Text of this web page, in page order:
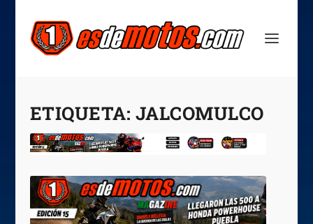
ETIQUETA: JALCOMULCO